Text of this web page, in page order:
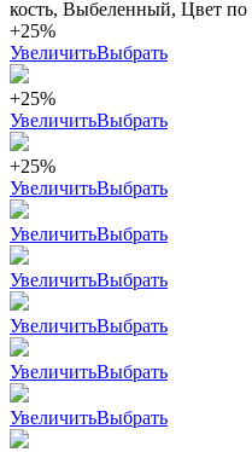
кость, Выбеленный, Цвет по
+25%
УвеличитьВыбрать
+25%
УвеличитьВыбрать
+25%
УвеличитьВыбрать
УвеличитьВыбрать
УвеличитьВыбрать
УвеличитьВыбрать
УвеличитьВыбрать
УвеличитьВыбрать